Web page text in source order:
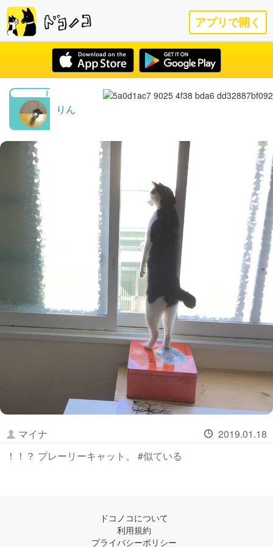
アプリで開く
りん
マイナ
2019.01.18
！！？ プレーリーキャット。 #似ている
ドコノコについて
利用規約
プライバシーポリシー